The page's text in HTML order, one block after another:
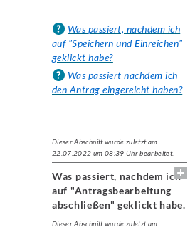
Was passiert, nachdem ich
auf "Speichern und Einreichen"
geklickt habe?
Was passiert nachdem ich
den Antrag eingereicht haben?
Dieser Abschnitt wurde zuletzt am
22.07.2022 um 08:39 Uhr bearbeitet.
Was passiert, nachdem ich
auf "Antragsbearbeitung
abschließen" geklickt habe.
Dieser Abschnitt wurde zuletzt am